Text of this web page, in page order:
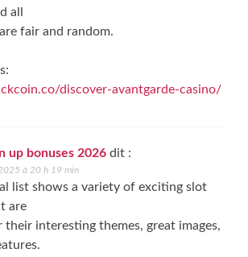
all
fair and random.
discover-avantgarde-casino/
up bonuses 2026 dit :
à 20 h 19 min
list shows a variety of exciting slot
are
their interesting themes, great images,